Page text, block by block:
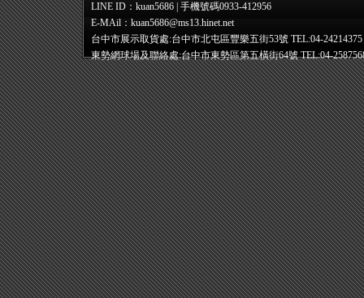
LINE ID：kuan5686 | 手機號碼0933-412956
E-MAil： kuan5686@ms13.hinet.net
台中市展示取貨處:台中市北屯區豐樂五街53號 TEL:04-24214375
東勢網球場及聯絡處:台中市東勢區第五橫街64號 TEL:04-